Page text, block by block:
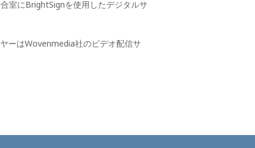
室にBrightSignを使用したデジタルサ
ーはWovenmedia社のビデオ配信サ